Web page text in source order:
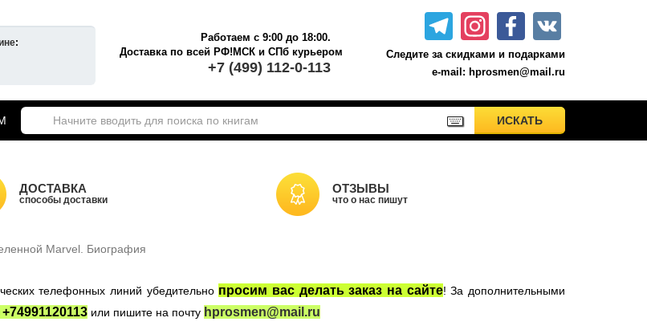
:
Работаем с 9:00 до 18:00.
Доставка по всей РФ!МСК и СПб курьером.
+7 (499) 112-0-113
Следите за скидками и подарками
e-mail: hprosmen@mail.ru
Гарри Поттер на английском
Сладости Jelly Belly
Игра Престолов
ИСКАТЬИСКАТЬ
ДОСТАВКА
способы доставки
ОТЗЫВЫ
что о нас пишут
Marvel. Биография
телефонных линий убедительно просим вас делать заказ на сайте! За дополнительными
или пишите на почту hprosmen@mail.ru